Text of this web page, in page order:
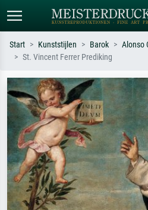
Zoek op kunstenaar, titel of stijl – bijv.
Monet, Sterrennacht, impressionisme,
Hokusai-golf, naakt.
Start Kunststijlen Barok
Alonso
St. Vincent Ferrer Prediking